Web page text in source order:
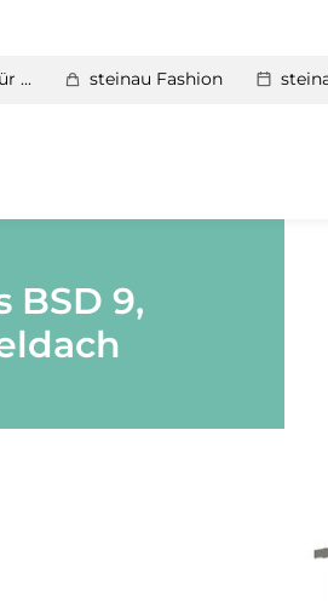
... steinau Fashion
BSD 9,